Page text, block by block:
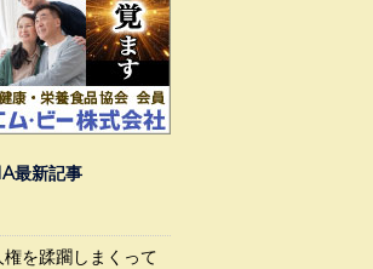
最新記事
を蹂躙しまくって